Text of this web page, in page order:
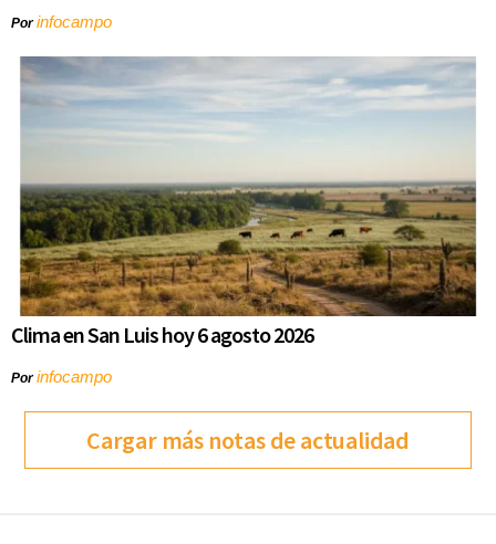
Porinfocampo
Clima en San Luis hoy 6 agosto 2026
Porinfocampo
Cargar más notas de actualidad